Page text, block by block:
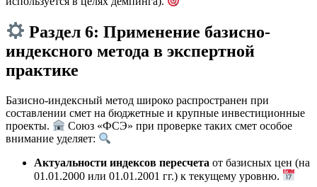
Раздел 6: Применение базисно-
индексного метода в экспертной
практике
Базисно-индексный метод широко распространен при
составлении смет на бюджетные и крупные инвестиционные
проекты.
Союз «ФСЭ» при проверке таких смет особое
внимание уделяет:
Актуальности индексов пересчета от базисных цен (на
01.01.2000 или 01.01.2001 гг.) к текущему уровню.